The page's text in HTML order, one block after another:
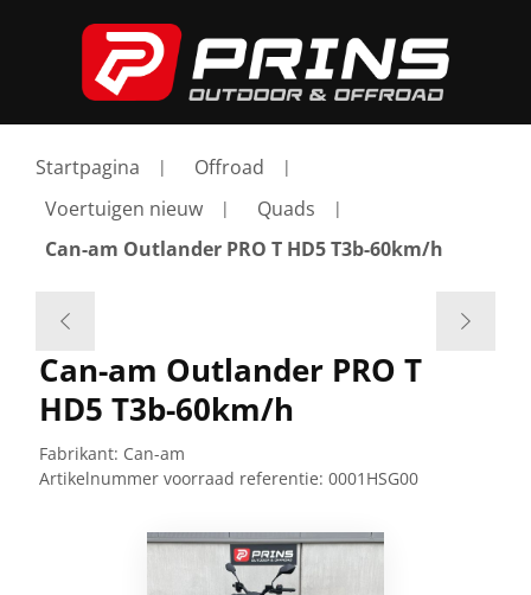
Startpagina
Offroad
Voertuigen nieuw
Quads
Can-am Outlander PRO T HD5 T3b-60km/h
Can-am Outlander PRO T
HD5 T3b-60km/h
Fabrikant: Can-am
Artikelnummer voorraad referentie: 0001HSG00